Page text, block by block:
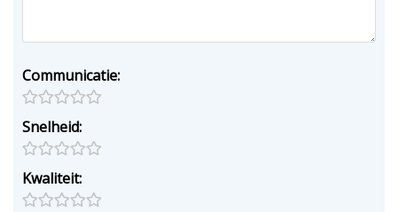
Communicatie:
Snelheid:
Kwaliteit: